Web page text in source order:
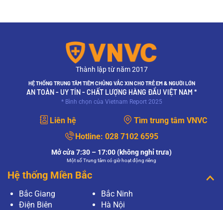
Thành lập từ năm 2017
HỆ THỐNG TRUNG TÂM TIÊM CHỦNG VẮC XIN CHO TRẺ EM & NGƯỜI LỚN
AN TOÀN - UY TÍN - CHẤT LƯỢNG HÀNG ĐẦU VIỆT NAM *
* Bình chọn của Vietnam Report 2025
Liên hệ
Tìm trung tâm VNVC
Hotline: 028 7102 6595
Mở cửa 7:30 – 17:00 (không nghỉ trưa)
Một số Trung tâm có giờ hoạt động riêng
Hệ thống Miền Bắc
Bắc Giang
Bắc Ninh
Điện Biên
Hà Nội